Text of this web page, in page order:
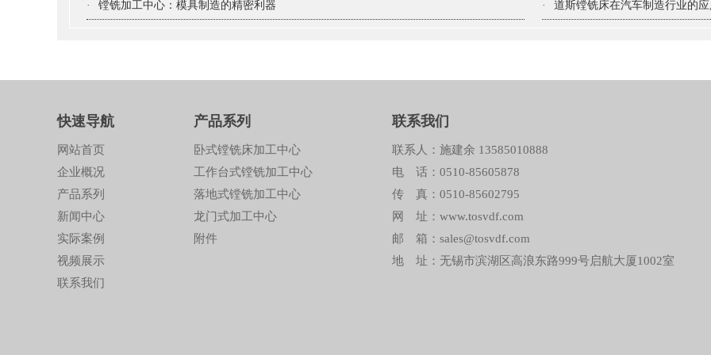
· 镗铣加工中心：模具制造的精密利器 · 道斯镗铣床在汽车制造行业的
快速导航
网站首页
企业概况
产品系列
新闻中心
实际案例
视频展示
联系我们
产品系列
卧式镗铣床加工中心
工作台式镗铣加工中心
落地式镗铣加工中心
龙门式加工中心
附件
联系我们
联系人：施建余 13585010888
电 话：0510-85605878
传 真：0510-85602795
网 址：www.tosvdf.com
邮 箱：sales@tosvdf.com
地 址：无锡市滨湖区高浪东路999号启航大厦1002室